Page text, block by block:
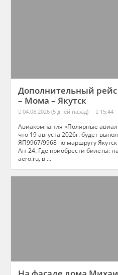
Дополнительный
– Мома – Якутск
04.08.2026 (5 дней назад) 15:44
Авиакомпания «Полярные
что 19 августа 2026г. будет
ЯП9967/9968 по маршруту
Ан-24. Где приобрести билеты:
aero.ru, в ...